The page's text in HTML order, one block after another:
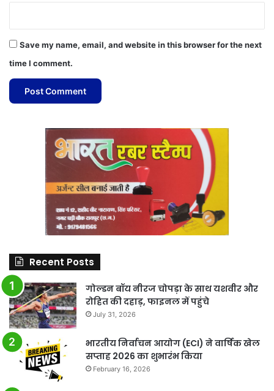
Save my name, email, and website in this browser for the next
time I comment.
Recent Posts
गोल्डन बॉय नीरज चोपड़ा के साथ यशवीर और
रोहित की दहाड़, फाइनल में पहुंचे
July 31, 2026
भारतीय निर्वाचन आयोग (ECI) ने वार्षिक खेल
सप्ताह 2026 का शुभारंभ किया
February 16, 2026